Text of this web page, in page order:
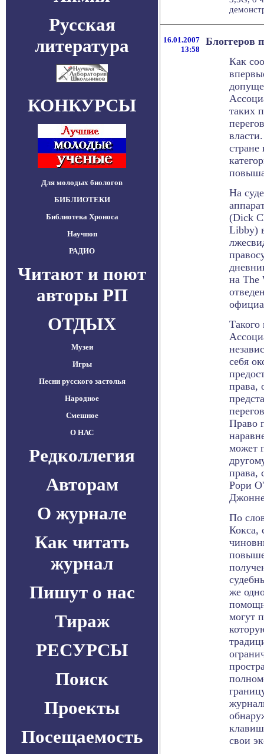
Русская
литература
КОНКУРСЫ
Для молодых биологов
БИБЛИОТЕКИ
Библиотека Хроноса
Научпоп
РАДИО
Читают и поют
авторы РП
ОТДЫХ
Музеи
Игры
Песни русского застолья
Народное
Смешное
О НАС
Редколлегия
Авторам
О журнале
Как читать
журнал
Пишут о нас
Тираж
РЕСУРСЫ
Поиск
Проекты
Посещаемость
16.01.2007
13:58
Блоггеров
Как
таких
стране
На
(Dick
Libby)
на The
Такого
себя
права,
Право
может
права,
Рори
По
Кокса,
же
могут
свои